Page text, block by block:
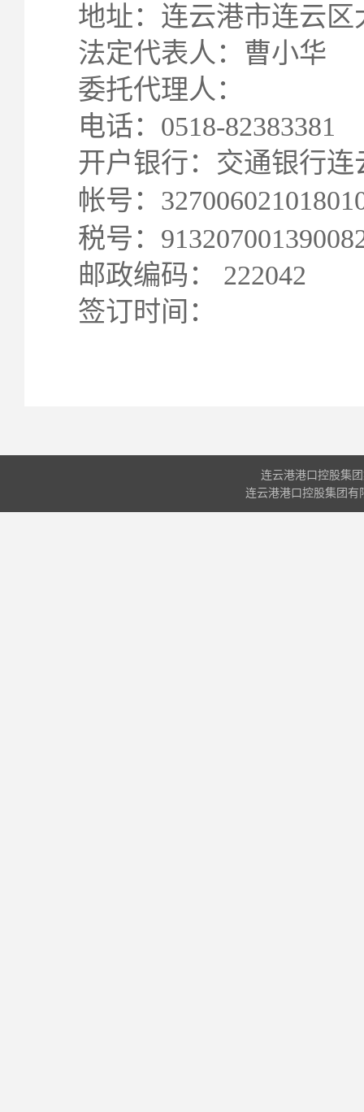
地址：连云港市连
法定代表人：
委托代理人
电话：0518-
开户银行：交通银
帐号：
税号：
邮政编码：
签订时间：
连云港港口控股集
连云港港口控股集团有